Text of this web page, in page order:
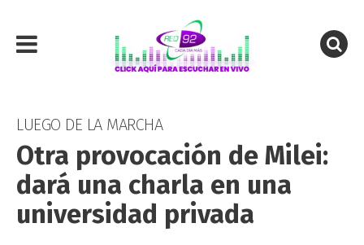
LUEGO DE LA MARCHA
Otra provocación de Milei:
dará una charla en una
universidad privada